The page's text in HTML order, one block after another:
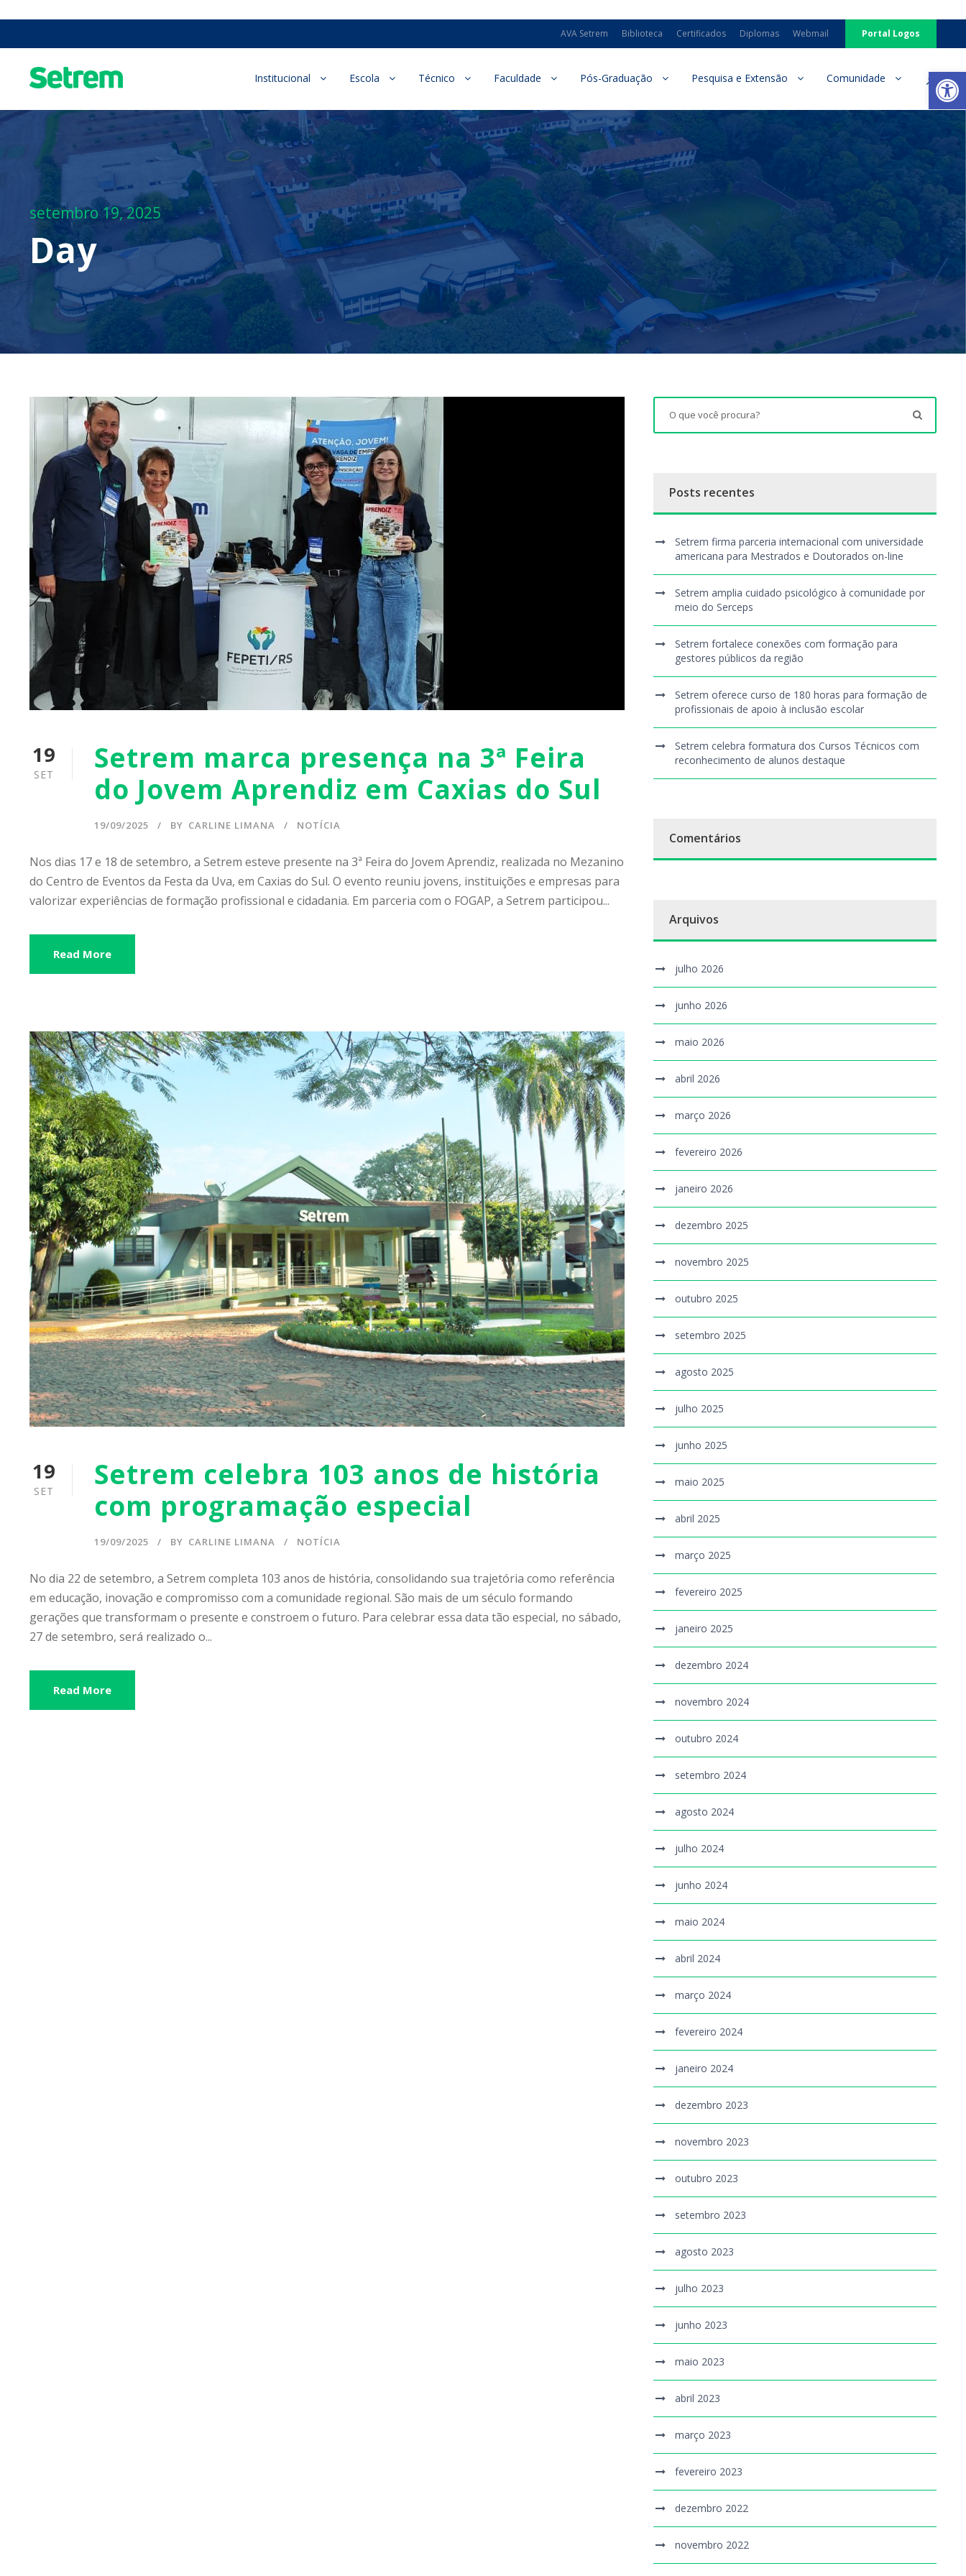
AVA Setrem Biblioteca Certificados Diplomas Webmail Portal Logos
Institucional Escola Técnico Faculdade Pós-Graduação Pesquisa e Extensão Comunidade
setembro 19, 2025
Day
19
SET
Setrem marca presença na 3ª Feira
do Jovem Aprendiz em Caxias do Sul
19/09/2025 BY CARLINE LIMANA NOTÍCIA
Nos dias 17 e 18 de setembro, a Setrem esteve presente na 3ª Feira do Jovem Aprendiz, realizada no Mezanino
do Centro de Eventos da Festa da Uva, em Caxias do Sul. O evento reuniu jovens, instituições e empresas para
valorizar experiências de formação profissional e cidadania. Em parceria com o FOGAP, a Setrem participou...
Read More
19
SET
Setrem celebra 103 anos de história
com programação especial
19/09/2025 BY CARLINE LIMANA NOTÍCIA
No dia 22 de setembro, a Setrem completa 103 anos de história, consolidando sua trajetória como referência
em educação, inovação e compromisso com a comunidade regional. São mais de um século formando
gerações que transformam o presente e constroem o futuro. Para celebrar essa data tão especial, no sábado,
27 de setembro, será realizado o...
Read More
Posts recentes
Setrem firma parceria internacional com universidade
americana para Mestrados e Doutorados on-line
Setrem amplia cuidado psicológico à comunidade por
meio do Serceps
Setrem fortalece conexões com formação para
gestores públicos da região
Setrem oferece curso de 180 horas para formação de
profissionais de apoio à inclusão escolar
Setrem celebra formatura dos Cursos Técnicos com
reconhecimento de alunos destaque
Comentários
Arquivos
julho 2026
junho 2026
maio 2026
abril 2026
março 2026
fevereiro 2026
janeiro 2026
dezembro 2025
novembro 2025
outubro 2025
setembro 2025
agosto 2025
julho 2025
junho 2025
maio 2025
abril 2025
março 2025
fevereiro 2025
janeiro 2025
dezembro 2024
novembro 2024
outubro 2024
setembro 2024
agosto 2024
julho 2024
junho 2024
maio 2024
abril 2024
março 2024
fevereiro 2024
janeiro 2024
dezembro 2023
novembro 2023
outubro 2023
setembro 2023
agosto 2023
julho 2023
junho 2023
maio 2023
abril 2023
março 2023
fevereiro 2023
dezembro 2022
novembro 2022